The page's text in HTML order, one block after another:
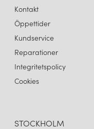
Kontakt
Öppettider
Kundservice
Reparationer
Integritetspolicy
Cookies
STOCKHOLM